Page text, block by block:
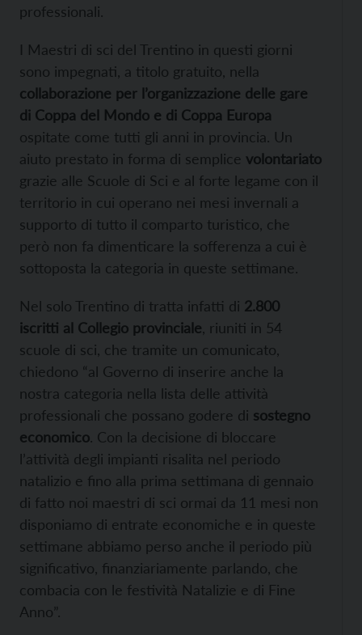
professionali.
I Maestri di sci del Trentino in questi giorni
sono impegnati, a titolo gratuito, nella
collaborazione per l’organizzazione delle gare
di Coppa del Mondo e di Coppa Europa
ospitate come tutti gli anni in provincia. Un
aiuto prestato in forma di semplice volontariato
grazie alle Scuole di Sci e al forte legame con il
territorio in cui operano nei mesi invernali a
supporto di tutto il comparto turistico, che
però non fa dimenticare la sofferenza a cui è
sottoposta la categoria in queste settimane.
Nel solo Trentino di tratta infatti di 2.800
iscritti al Collegio provinciale , riuniti in 54
scuole di sci, che tramite un comunicato,
chiedono “al Governo di inserire anche la
nostra categoria nella lista delle attività
professionali che possano godere di sostegno
economico. Con la decisione di bloccare
l’attività degli impianti risalita nel periodo
natalizio e fino alla prima settimana di gennaio
di fatto noi maestri di sci ormai da 11 mesi non
disponiamo di entrate economiche e in queste
settimane abbiamo perso anche il periodo più
significativo, finanziariamente parlando, che
combacia con le festività Natalizie e di Fine
Anno”.